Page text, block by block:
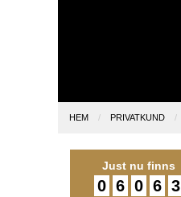
HEM PRIVATKUND
Just nu finns
0 6 0 6 3